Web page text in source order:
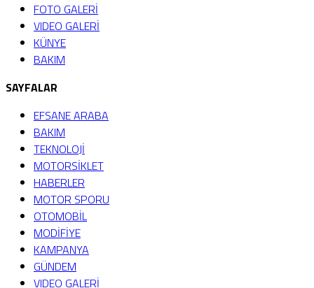
FOTO GALERİ
VIDEO GALERİ
KÜNYE
BAKIM
SAYFALAR
EFSANE ARABA
BAKIM
TEKNOLOJİ
MOTORSİKLET
HABERLER
MOTOR SPORU
OTOMOBİL
MODİFİYE
KAMPANYA
GÜNDEM
VIDEO GALERİ